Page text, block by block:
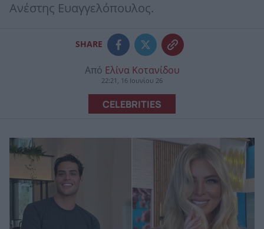
Ανέστης Ευαγγελόπουλος.
SHARE
Από Ελίνα Κοτανίδου
22:21, 16 Ιουνίου 26
CELEBRITIES